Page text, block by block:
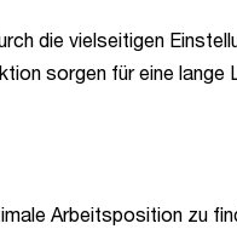
die vielseitigen
sorgen für eine lange
Arbeitsposition zu